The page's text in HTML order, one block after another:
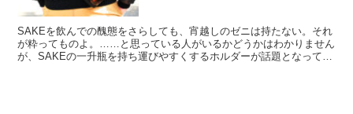
SAKEを飲んでの醜態をさらしても、宵越しのゼニは持たない。それ
が粋ってものよ。……と思っている人がいるかどうかはわかりません
が、SAKEの一升瓶を持ち運びやすくするホルダーが話題となってい